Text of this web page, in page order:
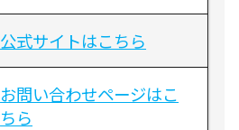
公式サイトはこちら
お問い合わせページはこ
ちら